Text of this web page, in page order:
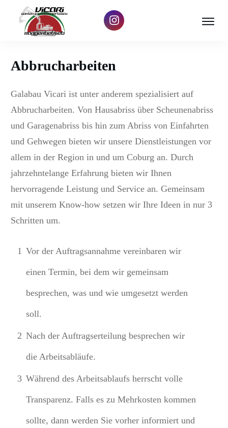
Abbrucharbeiten
Galabau Vicari ist unter anderem spezialisiert auf
Abbrucharbeiten. Von Hausabriss über Scheunenabriss
und Garagenabriss bis hin zum Abriss von Einfahrten
und Gehwegen bieten wir unsere Dienstleistungen vor
allem in der Region in und um Coburg an. Durch
jahrzehntelange Erfahrung bieten wir Ihnen
hervorragende Leistung und Service an. Gemeinsam
mit unserem Know-how setzen wir Ihre Ideen in nur 3
Schritten um.
1 Vor der Auftragsannahme vereinbaren wir
einen Termin, bei dem wir gemeinsam
besprechen, was und wie umgesetzt werden
soll.
2 Nach der Auftragserteilung besprechen wir
die Arbeitsabläufe.
3 Während des Arbeitsablaufs herrscht volle
Transparenz. Falls es zu Mehrkosten kommen
sollte, dann werden Sie vorher informiert und